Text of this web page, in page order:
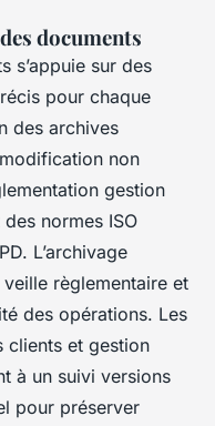
documents
s’appuie sur des
pour chaque
des archives
non
gestion
normes ISO
L’archivage
règlementaire et
des opérations. Les
clients et gestion
à un suivi versions
pour préserver